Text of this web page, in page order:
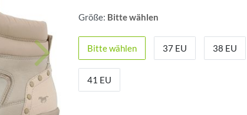
Größe: Bitte wählen
Bitte wählen 37 EU 38 EU
41 EU